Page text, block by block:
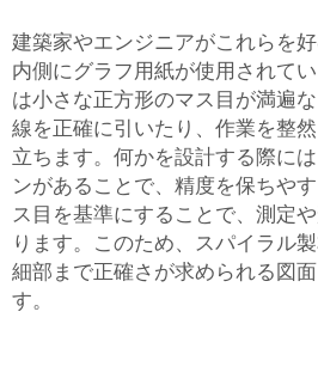
建築家やエンジニアがこれらを
内側にグラフ用紙が使用されて
は小さな正方形のマス目が満遍
線を正確に引いたり、作業を整
立ちます。何かを設計する際に
ンがあることで、精度を保ちや
ス目を基準にすることで、測定
ります。このため、スパイラル
細部まで正確さが求められる図
す。